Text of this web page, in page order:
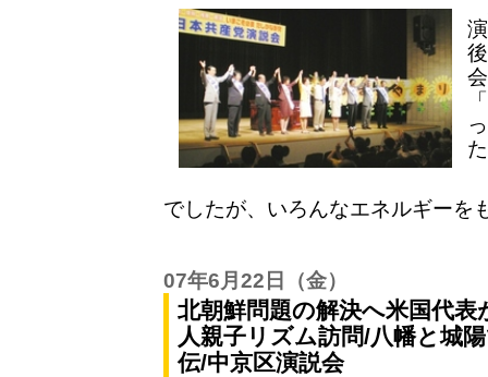
でしたが、いろんなエネルギーを
07年6月22日 （金）
北朝鮮問題の解決へ米国代
人親子リズム訪問/八幡と城
伝/中京区演説会